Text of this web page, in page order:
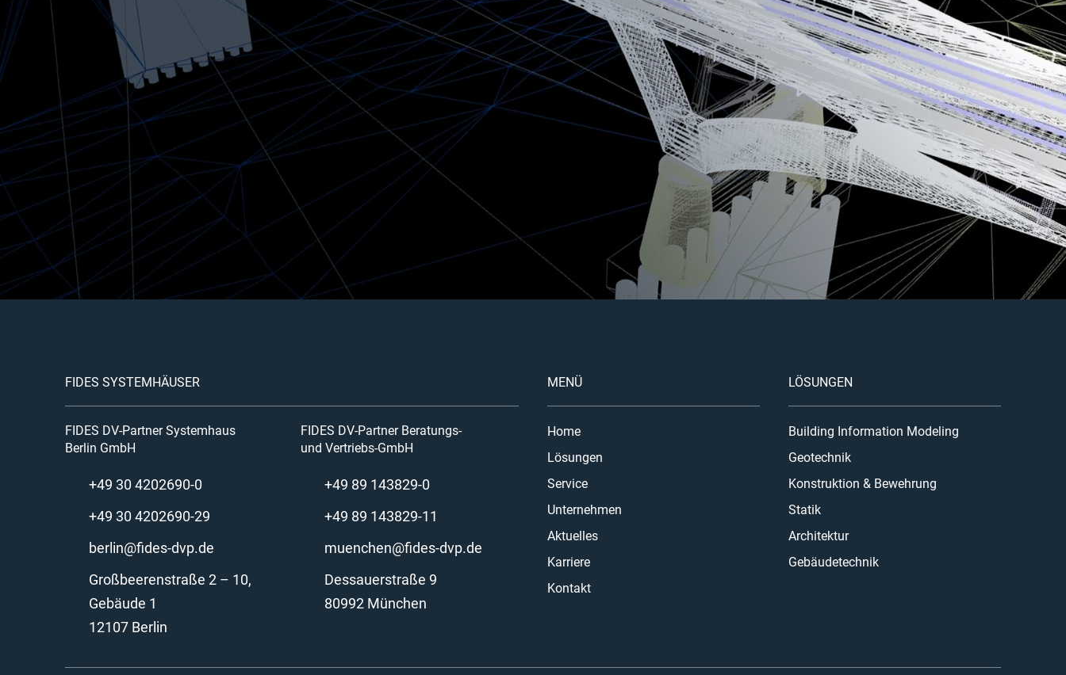
FIDES SYSTEMHÄUSER
FIDES DV-Partner Systemhaus
Berlin GmbH
+49 30 4202690-0
+49 30 4202690-29
berlin@fides-dvp.de
Großbeerenstraße 2 – 10,
Gebäude 1
12107 Berlin
FIDES DV-Partner Beratungs-
und Vertriebs-GmbH
+49 89 143829-0
+49 89 143829-11
muenchen@fides-dvp.de
Dessauerstraße 9
80992 München
MENÜ
Home
Lösungen
Service
Unternehmen
Aktuelles
Karriere
Kontakt
LÖSUNGEN
Building Information Modeling
Geotechnik
Konstruktion & Bewehrung
Statik
Architektur
Gebäudetechnik